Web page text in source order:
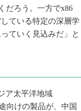
だろう。一方でx86
ている特定の深層学
ていく見込みだ」と
ア太平洋地域
向けの製品が、中国